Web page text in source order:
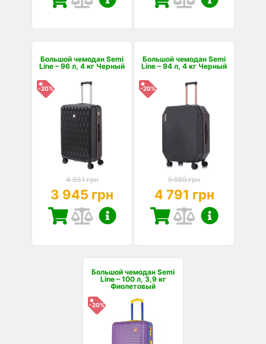
Большой чемодан Semi
Line – 96 л, 4 кг Черный
-20%
4 931 грн
3 945 грн
Большой чемодан Semi
Line – 94 л, 4 кг Черный
-20%
5 989 грн
4 791 грн
Большой чемодан Semi
Line – 100 л, 3,9 кг
Фиолетовый
-20%